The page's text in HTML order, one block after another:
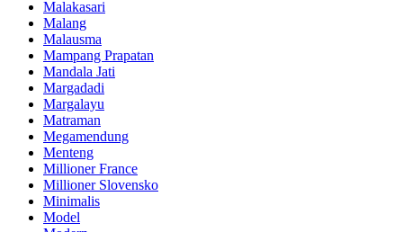
Malakasari
Malang
Malausma
Mampang Prapatan
Mandala Jati
Margadadi
Margalayu
Matraman
Megamendung
Menteng
Millioner France
Millioner Slovensko
Minimalis
Model